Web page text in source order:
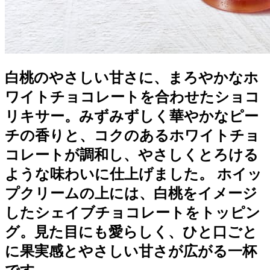
白桃のやさしい甘さに、まろやかなホ
ワイトチョコレートを合わせたショコ
リキサー。みずみずしく華やかなピー
チの香りと、コクのあるホワイトチョ
コレートが調和し、やさしくとろける
ような味わいに仕上げました。 ホイッ
プクリームの上には、白桃をイメージ
したシェイブチョコレートをトッピン
グ。見た目にも愛らしく、ひと口ごと
に果実感とやさしい甘さが広がる一杯